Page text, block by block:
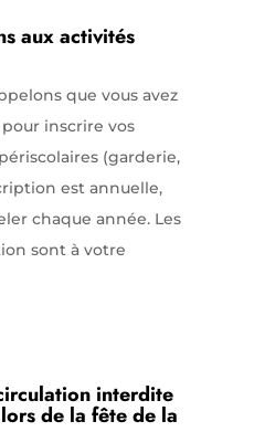
aux activités
que vous avez
inscrire vos
(garderie,
est annuelle,
chaque année. Les
sont à votre
interdite
de la fête de la